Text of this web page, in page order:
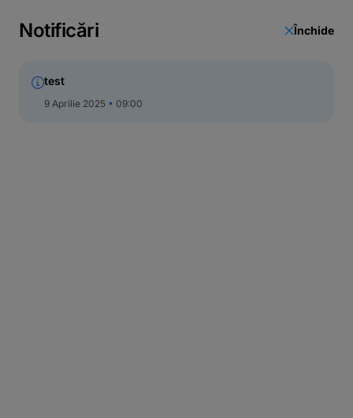
Call Center
Notificări Închide
test
9 Aprilie 2025 09:00